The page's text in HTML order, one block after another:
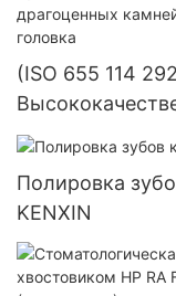
(ISO 655 114
драгоценных
шлифовальная
Полировка
KENXIN